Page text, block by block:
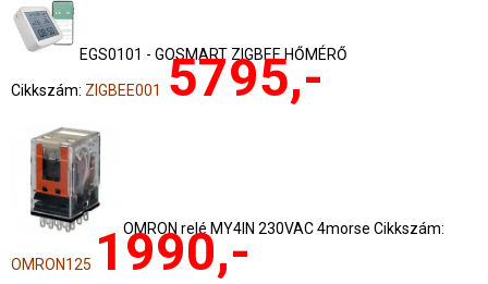
EGS0101 - GOSMART ZIGBEE HŐMÉRŐ
Cikkszám: ZIGBEE001 5795,-
OMRON relé MY4IN 230VAC 4morse Cikkszám:
OMRON125 1990,-